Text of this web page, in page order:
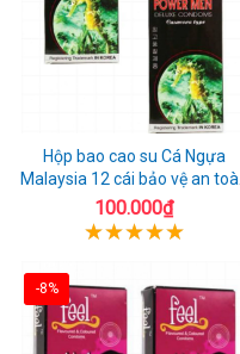
Hộp bao cao su Cá Ngựa
Malaysia 12 cái bảo vệ an toàn
tuyệt đối
100.000₫
-8%